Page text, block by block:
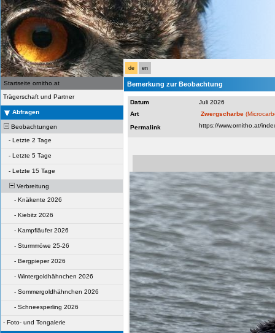
de en
Startseite ornitho.at
Trägerschaft und Partner
Abfragen
Beobachtungen
- Letzte 2 Tage
- Letzte 5 Tage
- Letzte 15 Tage
Verbreitung
- Knäkente 2026
- Kiebitz 2026
- Kampfläufer 2026
- Sturmmöwe 25-26
- Bergpieper 2026
- Wintergoldhähnchen 2026
- Sommergoldhähnchen 2026
- Schneesperling 2026
- Foto- und Tongalerie
Bemerkung zur Beobachtung
Datum
Juli 2026
Art
Zwergscharbe
Permalink